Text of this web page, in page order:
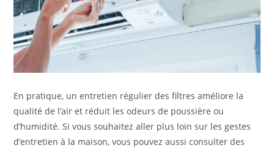
En pratique, un entretien régulier des filtres améliore la
qualité de l’air et réduit les odeurs de poussière ou
d’humidité. Si vous souhaitez aller plus loin sur les gestes
d’entretien à la maison, vous pouvez aussi consulter des